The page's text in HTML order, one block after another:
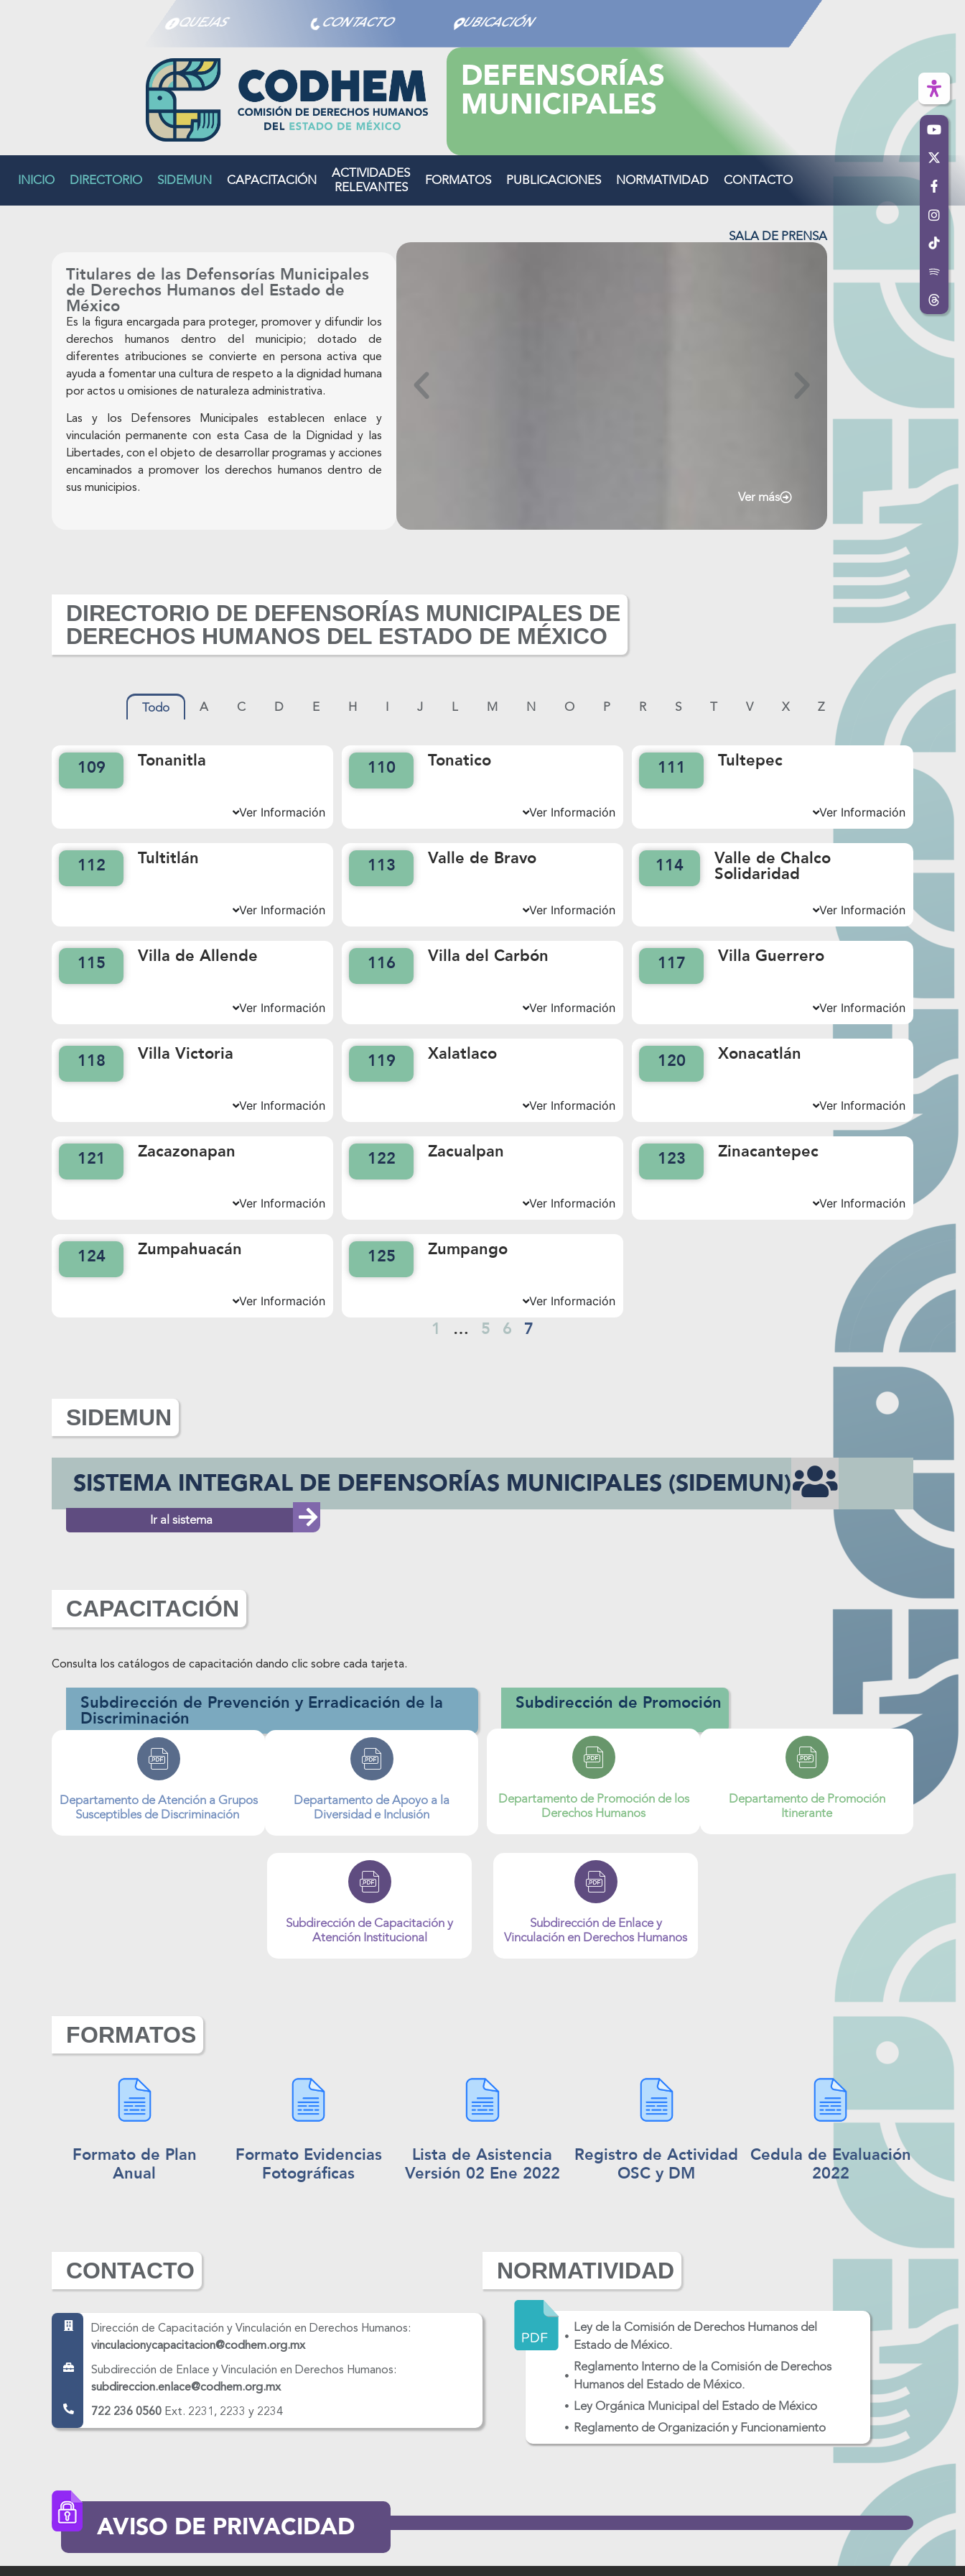
QUEJAS CONTACTO UBICACIÓN
DEFENSORÍAS
MUNICIPALES
INICIO DIRECTORIO SIDEMUN CAPACITACIÓN
ACTIVIDADES
RELEVANTES
FORMATOS PUBLICACIONES NORMATIVIDAD CONTACTO
Titulares de las Defensorías Municipales
de Derechos Humanos del Estado de
México
Es la figura encargada para proteger, promover y difundir los
derechos humanos dentro del municipio; dotado de
diferentes atribuciones se convierte en persona activa que
ayuda a fomentar una cultura de respeto a la dignidad humana
por actos u omisiones de naturaleza administrativa.
Las y los Defensores Municipales establecen enlace y
vinculación permanente con esta Casa de la Dignidad y las
Libertades, con el objeto de desarrollar programas y acciones
encaminados a promover los derechos humanos dentro de
sus municipios.
SALA DE PRENSA
Ver más
DIRECTORIO DE DEFENSORÍAS MUNICIPALES DE
DERECHOS HUMANOS DEL ESTADO DE MÉXICO
A C D E H I J L M N O P R S T V X Z
Todo
109 Tonanitla
Ver Información
110 Tonatico
Ver Información
111 Tultepec
Ver Información
112 Tultitlán
Ver Información
113 Valle de Bravo
Ver Información
114 Valle de Chalco
Solidaridad
Ver Información
115 Villa de Allende
Ver Información
116 Villa del Carbón
Ver Información
117 Villa Guerrero
Ver Información
118 Villa Victoria
Ver Información
119 Xalatlaco
Ver Información
120 Xonacatlán
Ver Información
121 Zacazonapan
Ver Información
122 Zacualpan
Ver Información
123 Zinacantepec
Ver Información
124 Zumpahuacán
Ver Información
125 Zumpango
Ver Información
1 … 5 6 7
SIDEMUN
SISTEMA INTEGRAL DE DEFENSORÍAS MUNICIPALES (SIDEMUN)
Ir al sistema
CAPACITACIÓN
Consulta los catálogos de capacitación dando clic sobre cada tarjeta.
Subdirección de Prevención y Erradicación de la
Discriminación
Departamento de Atención a Grupos
Susceptibles de Discriminación
Departamento de Apoyo a la
Diversidad e Inclusión
Subdirección de Promoción
Departamento de Promoción de los
Derechos Humanos
Departamento de Promoción
Itinerante
Subdirección de Capacitación y
Atención Institucional
Subdirección de Enlace y
Vinculación en Derechos Humanos
FORMATOS
Formato de Plan
Anual
Formato Evidencias
Fotográficas
Lista de Asistencia
Versión 02 Ene 2022
Registro de Actividad
OSC y DM
Cedula de Evaluación
2022
CONTACTO
Dirección de Capacitación y Vinculación en Derechos Humanos:
vinculacionycapacitacion@codhem.org.mx
Subdirección de Enlace y Vinculación en Derechos Humanos:
subdireccion.enlace@codhem.org.mx
722 236 0560 Ext. 2231, 2233 y 2234
NORMATIVIDAD
Ley de la Comisión de Derechos Humanos del
Estado de México.
Reglamento Interno de la Comisión de Derechos
Humanos del Estado de México.
Ley Orgánica Municipal del Estado de México
Reglamento de Organización y Funcionamiento
AVISO DE PRIVACIDAD